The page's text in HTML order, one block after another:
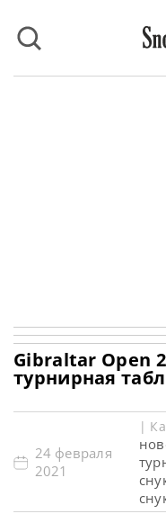
Gibraltar Open
турнирная
24 февраля
2021
|